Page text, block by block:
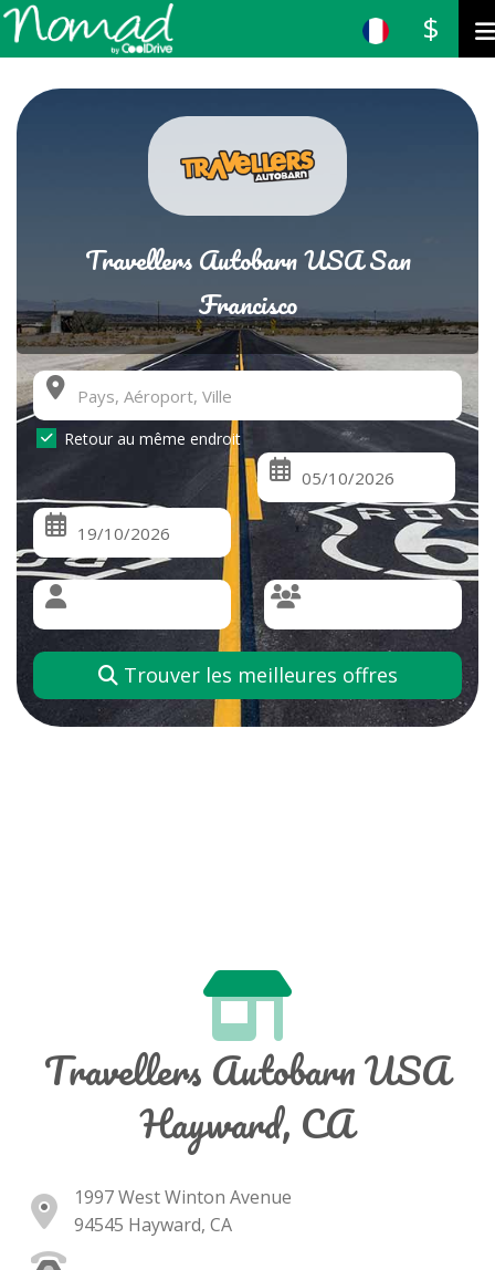
$
Travellers Autobarn USA San
Francisco
Retour au même endroit
Trouver les meilleures offres
Travellers Autobarn USA
Hayward, CA
1997 West Winton Avenue
94545 Hayward, CA